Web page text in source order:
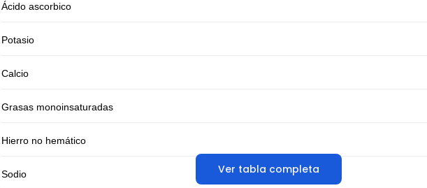
Ver tabla completa
Ácido ascorbico
Potasio
Calcio
Grasas monoinsaturadas
Hierro no hemático
Sodio